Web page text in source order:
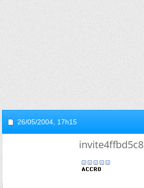
26/05/2004, 17h15
invite4ffbd5c8